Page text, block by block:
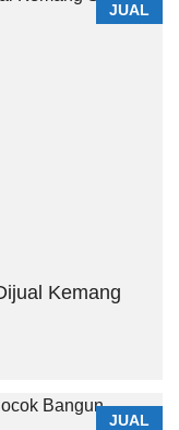
JUAL
Kemang
JUAL